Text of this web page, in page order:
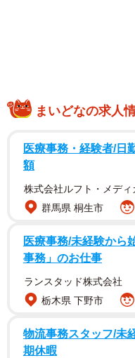
顔で呼びかけて締めまし
この動画のコメントで
まいどなの求人
医療事務・経験者/日
額
株式会社ルフト・メデ
群馬県 桐生市
医療事務/未経験から
事務」のお仕事
ランスタッド株式会社
栃木県 下野市
物流事務スタッフ/未
期休暇